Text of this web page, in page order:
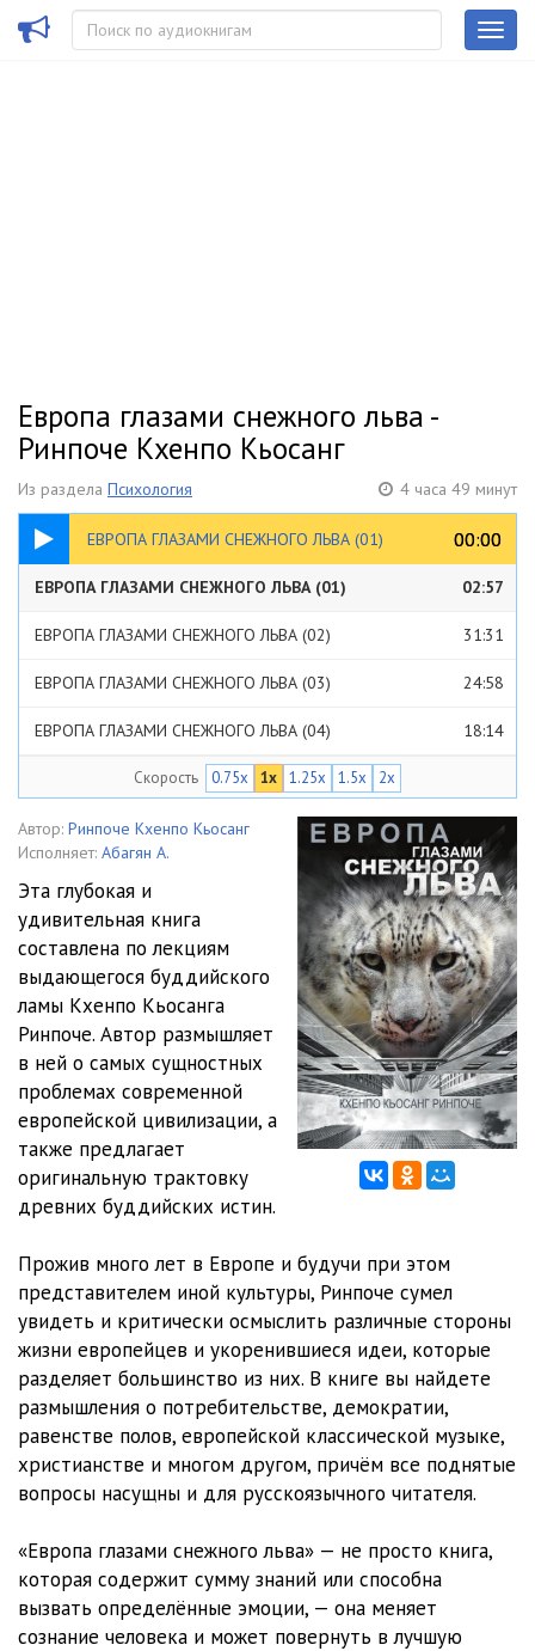
Европа глазами снежного льва -
Ринпоче Кхенпо Кьосанг
Из раздела Психология 4 часа 49 минут
ЕВРОПА ГЛАЗАМИ СНЕЖНОГО ЛЬВА (01) 00:00
00:00
02:57
ЕВРОПА ГЛАЗАМИ СНЕЖНОГО ЛЬВА (01) 02:57
ЕВРОПА ГЛАЗАМИ СНЕЖНОГО ЛЬВА (02) 31:31
ЕВРОПА ГЛАЗАМИ СНЕЖНОГО ЛЬВА (03) 24:58
ЕВРОПА ГЛАЗАМИ СНЕЖНОГО ЛЬВА (04) 18:14
ЕВРОПА ГЛАЗАМИ СНЕЖНОГО ЛЬВА (05)
ЕВРОПА ГЛАЗАМИ СНЕЖНОГО ЛЬВА (06) 24:02
ЕВРОПА ГЛАЗАМИ СНЕЖНОГО ЛЬВА (07) 31:45
ЕВРОПА ГЛАЗАМИ СНЕЖНОГО ЛЬВА (08) 12:30
ЕВРОПА ГЛАЗАМИ СНЕЖНОГО ЛЬВА (09) 23:11
ЕВРОПА ГЛАЗАМИ СНЕЖНОГО ЛЬВА (10) 17:02
ЕВРОПА ГЛАЗАМИ СНЕЖНОГО ЛЬВА (11) 29:49
ЕВРОПА ГЛАЗАМИ СНЕЖНОГО ЛЬВА (12) 21:20
ЕВРОПА ГЛАЗАМИ СНЕЖНОГО ЛЬВА (13)
Скорость 0.75x 1x 1.25x 1.5x 2x
Автор: Ринпоче Кхенпо Кьосанг
Исполняет: Абагян А.
Эта глубокая и
удивительная книга
составлена по лекциям
выдающегося буддийского
ламы Кхенпо Кьосанга
Ринпоче. Автор размышляет
в ней о самых сущностных
проблемах современной
европейской цивилизации, а
также предлагает
оригинальную трактовку
древних буддийских истин.
Прожив много лет в Европе и будучи при этом
представителем иной культуры, Ринпоче сумел
увидеть и критически осмыслить различные стороны
жизни европейцев и укоренившиеся идеи, которые
разделяет большинство из них. В книге вы найдете
размышления о потребительстве, демократии,
равенстве полов, европейской классической музыке,
христианстве и многом другом, причём все поднятые
вопросы насущны и для русскоязычного читателя.
«Европа глазами снежного льва» — не просто книга,
которая содержит сумму знаний или способна
вызвать определённые эмоции, — она меняет
сознание человека и может повернуть в лучшую